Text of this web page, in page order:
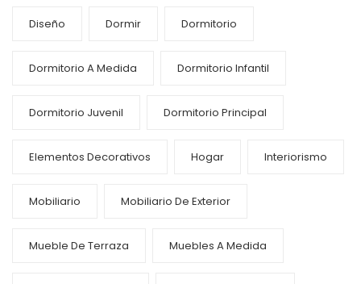
Diseño Dormir Dormitorio
Dormitorio A Medida Dormitorio Infantil
Dormitorio Juvenil Dormitorio Principal
Elementos Decorativos Hogar Interiorismo
Mobiliario Mobiliario De Exterior
Mueble De Terraza Muebles A Medida